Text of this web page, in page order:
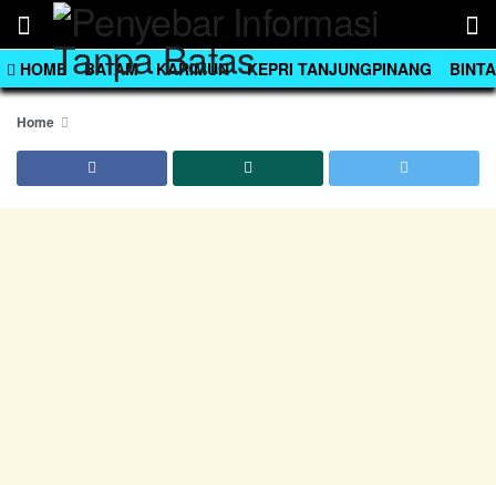
HOME BATAM KARIMUN KEPRI TANJUNGPINANG
Home